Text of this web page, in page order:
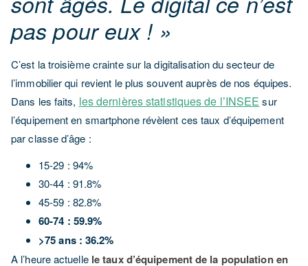
pas pour eux ! »
C’est la troisième crainte sur la digitalisation du secteur de
l’immobilier qui revient le plus souvent auprès de nos équipes.
Dans les faits, les dernières statistiques de l’INSEE sur
l’équipement en smartphone révèlent ces taux d’équipement
par classe d’âge :
15-29 : 94%
30-44 : 91.8%
45-59 : 82.8%
60-74 : 59.9%
>75 ans : 36.2%
A l’heure actuelle le taux d’équipement de la population en